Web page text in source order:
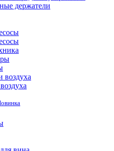
держатели
воздуха